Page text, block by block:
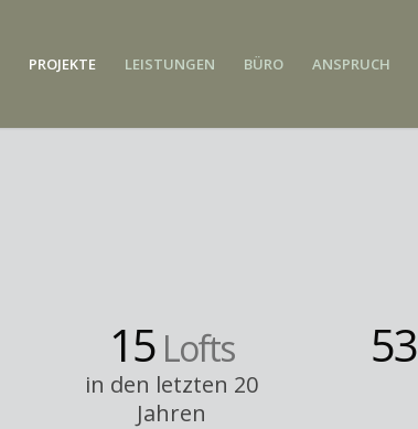
PROJEKTE LEISTUNGEN BÜRO ANSPRUCH
15 Lofts
in den letzten 20
Jahren
53